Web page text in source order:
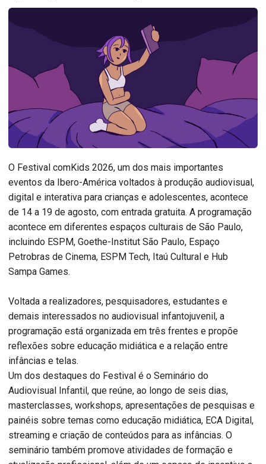
O Festival comKids 2026, um dos mais importantes
eventos da Ibero-América voltados à produção audiovisual,
digital e interativa para crianças e adolescentes, acontece
de 14 a 19 de agosto, com entrada gratuita. A programação
acontece em diferentes espaços culturais de São Paulo,
incluindo ESPM, Goethe-Institut São Paulo, Espaço
Petrobras de Cinema, ESPM Tech, Itaú Cultural e Hub
Sampa Games.
Voltada a realizadores, pesquisadores, estudantes e
demais interessados no audiovisual infantojuvenil, a
programação está organizada em três frentes e propõe
reflexões sobre educação midiática e a relação entre
infâncias e telas.
Um dos destaques do Festival é o Seminário do
Audiovisual Infantil, que reúne, ao longo de seis dias,
masterclasses, workshops, apresentações de pesquisas e
painéis sobre temas como educação midiática, ECA Digital,
streaming e criação de conteúdos para as infâncias. O
seminário também promove atividades de formação e